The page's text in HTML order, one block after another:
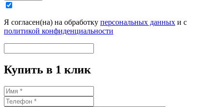
Я согласен(на) на обработку персональных данных и с
политикой конфиденциальности
Купить в 1 клик